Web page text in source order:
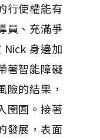
行使權能有
員、充滿爭
Nick 身邊加
著智能障礙
險的結果，
囹圄。接著
發展，表面